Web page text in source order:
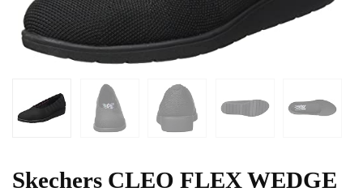
Skechers CLEO FLEX WEDGE